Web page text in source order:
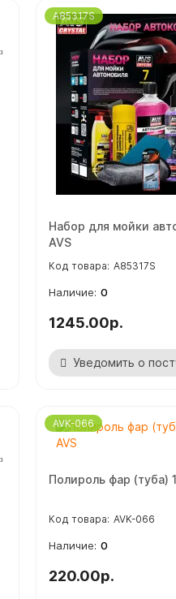
A85317S
Набор для мойки
AVS
A85317S
0
1245.00р.
Уведомить о
AVK-066
Полироль фар (туба)
AVK-066
0
220.00р.